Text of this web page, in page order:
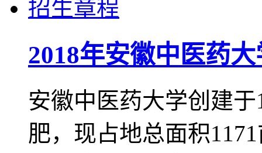
2018年安徽中医药
安徽中医药大学创建
肥，现占地总面积